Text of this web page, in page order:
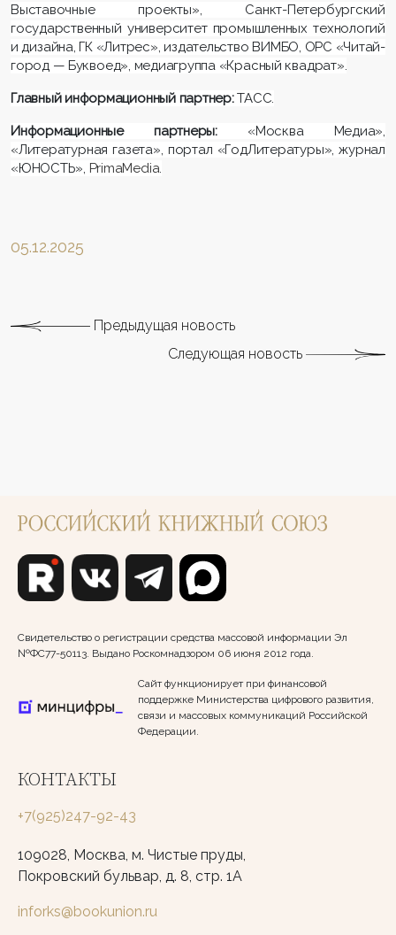
Выставочные проекты», Санкт-Петербургский
государственный университет промышленных технологий
и дизайна, ГК «Литрес», издательство ВИМБО, ОРС «Читай-
город — Буквоед», медиагруппа «Красный квадрат».
Главный информационный партнер:ТАСС.
Информационные партнеры:«Москва Медиа»,
«Литературная газета», портал «ГодЛитературы», журнал
«ЮНОСТЬ», PrimaMedia.
05.12.2025
Предыдущая новость
Следующая новость
Свидетельство о регистрации средства массовой информации Эл
№ФС77-50113. Выдано Роскомнадзором 06 июня 2012 года.
Сайт функционирует при финансовой
поддержке Министерства цифрового развития,
связи и массовых коммуникаций Российской
Федерации.
КОНТАКТЫ
+7(925)247-92-43
109028, Москва, м. Чистые пруды,
Покровский бульвар, д. 8, стр. 1А
inforks@bookunion.ru